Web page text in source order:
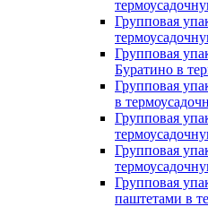
Групповая
Групповая
Буратино в
Групповая
в
Групповая
Групповая
Групповая
паштетами в